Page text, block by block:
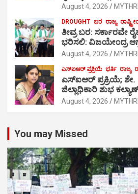
August 4, 2026
DROUGHT ಬರ ರಾಜ್ಯ
ತೀವ್ರ ಬರ: ಸರ್ಕಾರವೇ
ಭರಿಸಲಿ: ವಿಜಯೇಂದ್ರ
August 4, 2026
ಎಸ್‍ಐಆರ್ ಪ್ರಕ್ರಿಯೆ ಭರ್ತಿ ರಾಜ್ಯ
ಎಸ್‍ಐಆರ್ ಪ್ರಕ್ರಿಯೆ; ಶೇ.
ಜಿಲ್ಲಾಧಿಕಾರಿ ಶುಭ
August 4, 2026
You may Missed